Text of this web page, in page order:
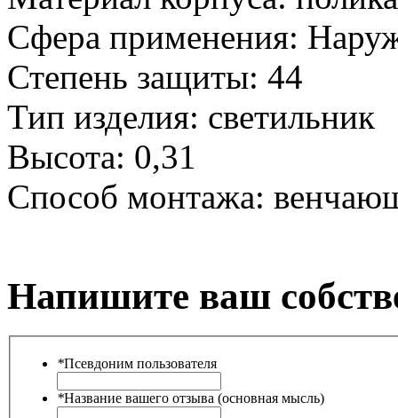
Сфера применения:
Степень защиты: 44
Тип изделия: светильник
Высота: 0,31
Способ монтажа:
Напишите ваш
*Псевдоним пользователя
*Название вашего отзыва (основная мысль)